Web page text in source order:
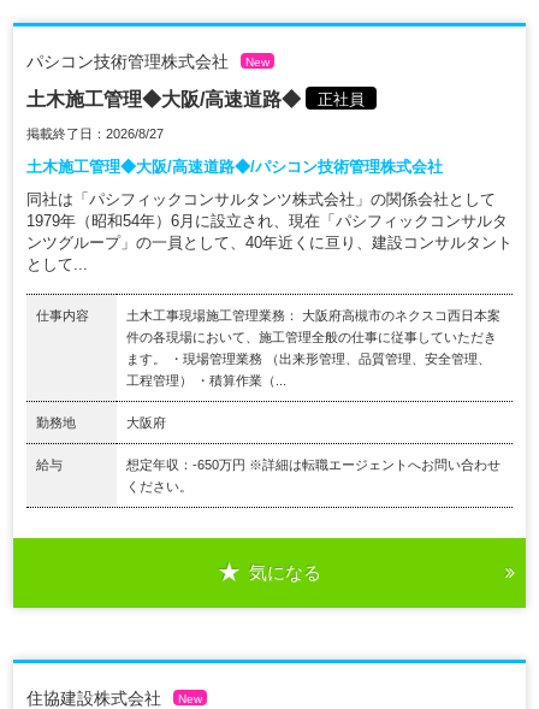
パシコン技術管理株式会社 New
土木施工管理◆大阪/高速道路◆ 正社員
掲載終了日：2026/8/27
土木施工管理◆大阪/高速道路◆/パシコン技術管理株式会社
同社は「パシフィックコンサルタンツ株式会社」の関係会社として
1979年（昭和54年）6月に設立され、現在「パシフィックコンサルタ
ンツグループ」の一員として、40年近くに亘り、建設コンサルタント
として...
仕事内容
土木工事現場施工管理業務： 大阪府高槻市のネクスコ西日本案
件の各現場において、施工管理全般の仕事に従事していただき
ます。 ・現場管理業務 （出来形管理、品質管理、安全管理、
工程管理） ・積算作業（...
勤務地 大阪府
給与
想定年収：-650万円 ※詳細は転職エージェントへお問い合わせ
ください。
気になる
住協建設株式会社 New